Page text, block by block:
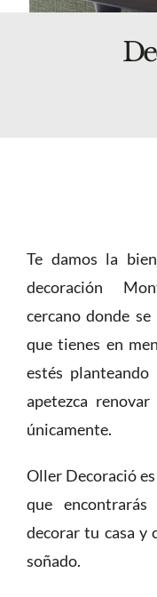
Te damos la
decoración
cercano donde
que tienes en
estés
apetezca
únicamente.
Oller Decoració
que
decorar tu casa y
soñado.